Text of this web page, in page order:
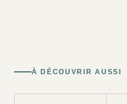
À DÉCOUVRIR AUSSI